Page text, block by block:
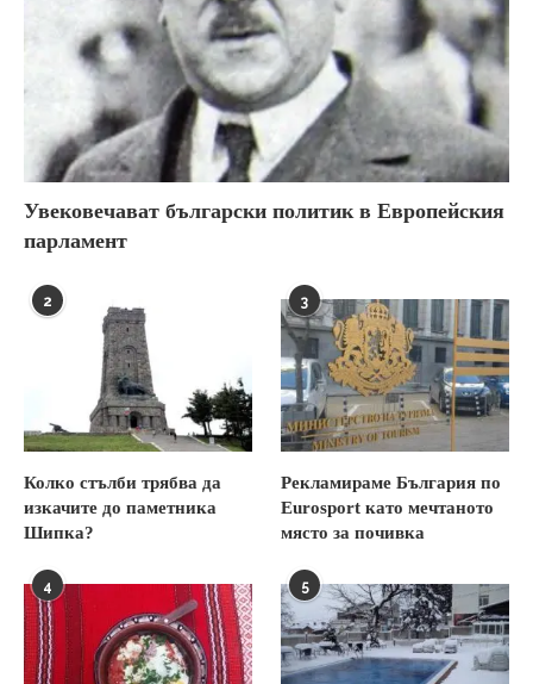
Увековечават български политик в Европейския
парламент
2
Колко стълби трябва да
изкачите до паметника
Шипка?
3
Рекламираме България по
Eurosport като мечтаното
място за почивка
4 5